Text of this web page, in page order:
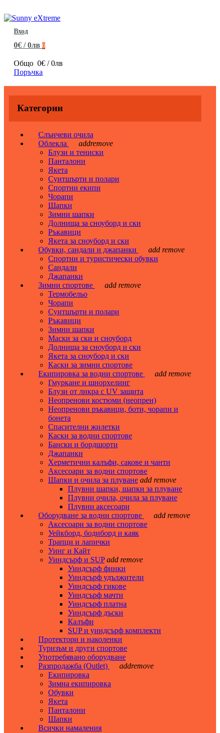
Вход
0€ / 0лв 0
Общо 0€ / 0лв
Поръчка
Категории
Слънчеви очила
Облекла
addremove
Блузи и тениски
Панталони
Якета
Суитшърти и полари
Спортни екипи
Чорапи
Шапки
Зимни шапки
Долнища за сноуборд и ски
Ръкавици
Якета за сноуборд и ски
Обувки, сандали и джапанки
add remove
Спортни и туристически обувки
Сандали
Джапанки
Зимни спортове
add remove
Термобельо
Чорапи
Суитшърти и полари
Ръкавици
Зимни шапки
Маски за ски и сноуборд
Долнища за сноуборд и ски
Якета за сноуборд и ски
Каски за зимни спортове
Екипировка за водни спортове
add remove
Гмуркане и шнорхелинг
Блузи от ликра с UV защита
Неопренови костюми (неопрен)
Неопренови ръкавици, боти, чорапи и
бонета
Спасителни жилетки
Каски за водни спортове
Бански и бордшорти
Джапанки
Херметични калъфи, сакове и чанти
Аксесоари за водни спортове
Шапки и очила за плуване add remove
Плувни шапки, шапки за плуване
Плувни очила, очила за плуване
Плувни аксесоари
Оборудване за водни спортове
add remove
Аксесоари за водни спортове
Уейкборд, бодиборд и каяк
Трапци и лапички
Уинг и Кайт
Уиндсърф и SUP add remove
Уиндсърф финки
Уиндсърф удължители
Уиндсърф гикове
Уиндсърф мачти
Уиндсърф платна
Уиндсърф дъски
Калъфи
SUP и уиндсърф комплекти
Протектори и наколенки
Туризъм и други спортове
Употребявано оборудване
Разпродажба (Outlet)
addremove
Екипировка
Зимна екипировка
Обувки
Якета
Панталони
Шапки
Всички намаления